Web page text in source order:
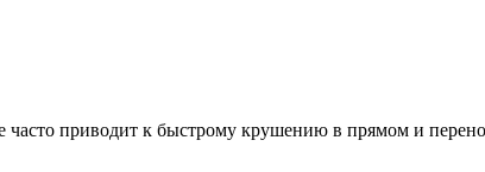
приводит к быстрому крушению в прямом и